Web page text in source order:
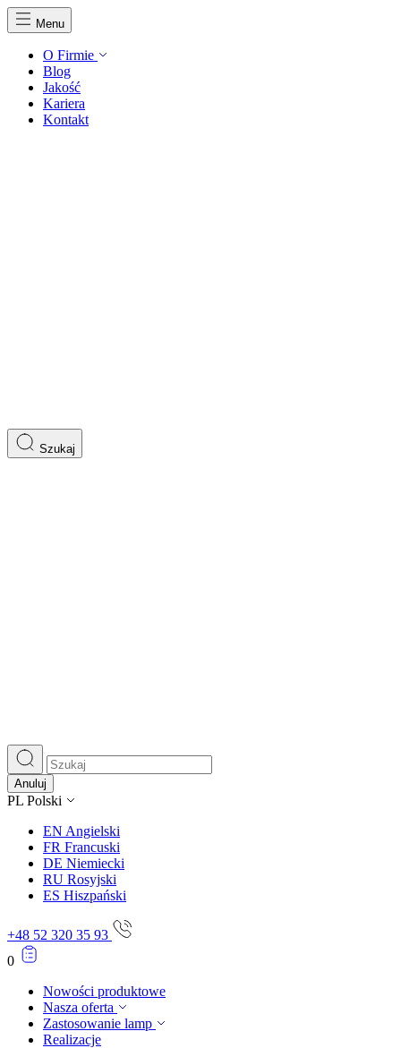
Menu
O Firmie
Blog
Jakość
Kariera
Kontakt
Szukaj
Anuluj
PL Polski
EN Angielski
FR Francuski
DE Niemiecki
RU Rosyjski
ES Hiszpański
+48 52 320 35 93
0
Nowości produktowe
Nasza oferta
Zastosowanie lamp
Realizacje